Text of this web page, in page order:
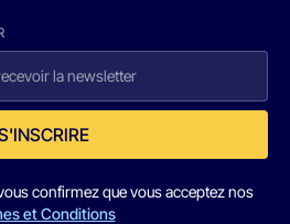
confirmez que vous acceptez nos
et Conditions